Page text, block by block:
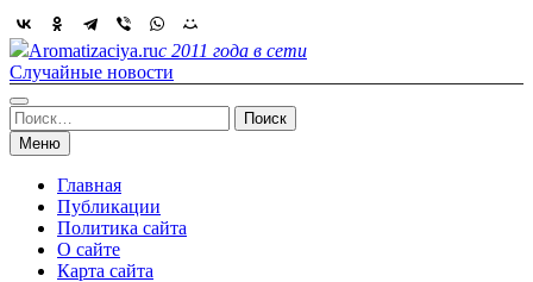
Skip
to
content
Aromatizaciya.ruс 2011 года в сети
Случайные новости
Найти:
Меню
Главная
Публикации
Политика сайта
О сайте
Карта сайта